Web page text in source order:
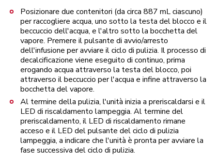
Posizionare due contenitori (da circa 887 mL ciascuno)
per raccogliere acqua, uno sotto la testa del blocco e il
beccuccio dell'acqua, e l'altro sotto la bocchetta del
vapore. Premere il pulsante di avvio/arresto
dell'infusione per avviare il ciclo di pulizia. Il processo di
decalcificazione viene eseguito di continuo, prima
erogando acqua attraverso la testa del blocco, poi
attraverso il beccuccio per l'acqua e infine attraverso la
bocchetta del vapore.
Al termine della pulizia, l'unità inizia a preriscaldarsi e il
LED di riscaldamento lampeggia. Al termine del
preriscaldamento, il LED di riscaldamento rimane
acceso e il LED del pulsante del ciclo di pulizia
lampeggia, a indicare che l'unità è pronta per avviare la
fase successiva del ciclo di pulizia.